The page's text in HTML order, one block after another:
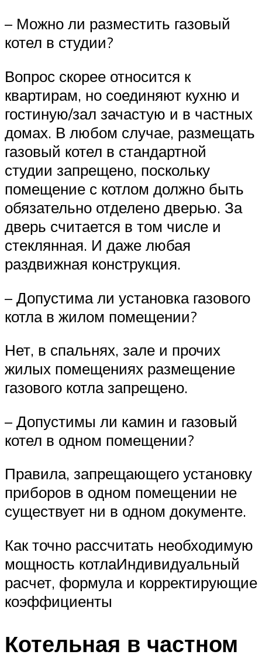
– Можно ли разместить газовый
котел в студии?
Вопрос скорее относится к
квартирам, но соединяют кухню и
гостиную/зал зачастую и в частных
домах. В любом случае, размещать
газовый котел в стандартной
студии запрещено, поскольку
помещение с котлом должно быть
обязательно отделено дверью. За
дверь считается в том числе и
стеклянная. И даже любая
раздвижная конструкция.
– Допустима ли установка газового
котла в жилом помещении?
Нет, в спальнях, зале и прочих
жилых помещениях размещение
газового котла запрещено.
– Допустимы ли камин и газовый
котел в одном помещении?
Правила, запрещающего установку
приборов в одном помещении не
существует ни в одном документе.
Как точно рассчитать необходимую
мощность котлаИндивидуальный
расчет, формула и корректирующие
коэффициенты
Котельная в частном